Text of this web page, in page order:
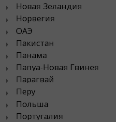
Новая Зеландия
Норвегия
ОАЭ
Пакистан
Панама
Папуа-Новая Гвинея
Парагвай
Перу
Польша
Португалия